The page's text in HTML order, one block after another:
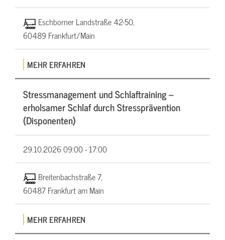
Eschborner Landstraße 42-50,
60489 Frankfurt/Main
MEHR ERFAHREN
Stressmanagement und Schlaftraining –
erholsamer Schlaf durch Stressprävention
(Disponenten)
29.10.202609:00 - 17:00
Breitenbachstraße 7,
60487 Frankfurt am Main
MEHR ERFAHREN